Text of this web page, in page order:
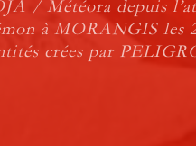
/ Météora depuis
à MORANGIS les
crées par